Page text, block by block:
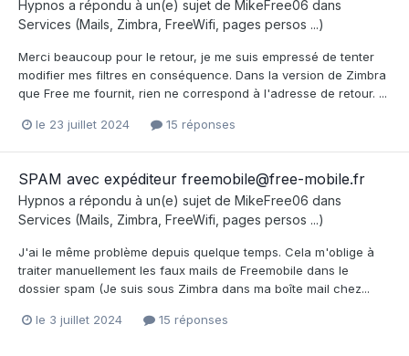
Hypnos a répondu à un(e) sujet de MikeFree06 dans
Services (Mails, Zimbra, FreeWifi, pages persos ...)
Merci beaucoup pour le retour, je me suis empressé de tenter
modifier mes filtres en conséquence. Dans la version de Zimbra
que Free me fournit, rien ne correspond à l'adresse de retour. ...
le 23 juillet 2024 15 réponses
SPAM avec expéditeur freemobile@free-mobile.fr
Hypnos a répondu à un(e) sujet de MikeFree06 dans
Services (Mails, Zimbra, FreeWifi, pages persos ...)
J'ai le même problème depuis quelque temps. Cela m'oblige à
traiter manuellement les faux mails de Freemobile dans le
dossier spam (Je suis sous Zimbra dans ma boîte mail chez...
le 3 juillet 2024 15 réponses